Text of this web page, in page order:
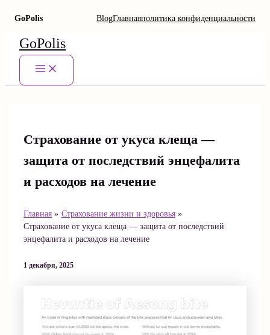
GoPolis BlogГлавнаяполитика конфиденциальности
Перейти
содержимому
GoPolis
Main
Страхование от укуса клеща —
защита от последствий энцефалита
и расходов на лечение
Главная
Страхование жизни и здоровья
Страхование от укуса клеща — защита от последствий
энцефалита и расходов на лечение
1 декабря, 2025